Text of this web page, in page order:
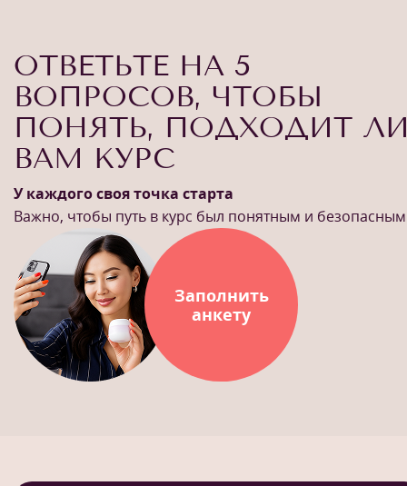
ОТВЕТЬТЕ НА 5
ВОПРОСОВ, ЧТОБЫ
ПОНЯТЬ, ПОДХОДИТ
ВАМ КУРС
У каждого своя точка старта
Важно, чтобы путь в курс был понятным и безопасным
Заполнить
анкету